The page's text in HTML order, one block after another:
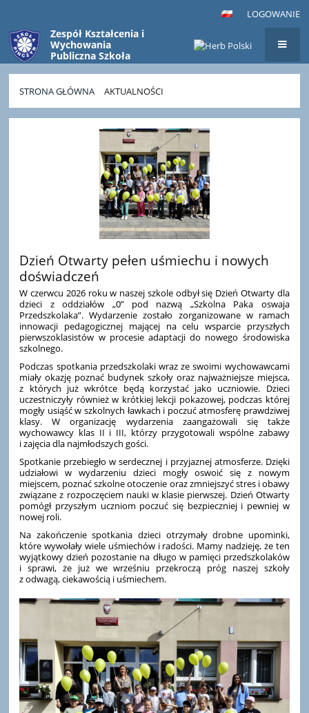
LOGOWANIE
Zespół Kształcenia i
Wychowania
Publiczna Szkoła
Podstawowa
im. Bohaterów
Westerplatte
STRONA GŁÓWNA AKTUALNOŚCI
Dzień Otwarty pełen uśmiechu i nowych
doświadczeń
W czerwcu 2026 roku w naszej szkole odbył się Dzień Otwarty dla
dzieci z oddziałów „0” pod nazwą „Szkolna Paka oswaja
Przedszkolaka”. Wydarzenie zostało zorganizowane w ramach
innowacji pedagogicznej mającej na celu wsparcie przyszłych
pierwszoklasistów w procesie adaptacji do nowego środowiska
szkolnego.
Podczas spotkania przedszkolaki wraz ze swoimi wychowawcami
miały okazję poznać budynek szkoły oraz najważniejsze miejsca,
z których już wkrótce będą korzystać jako uczniowie. Dzieci
uczestniczyły również w krótkiej lekcji pokazowej, podczas której
mogły usiąść w szkolnych ławkach i poczuć atmosferę prawdziwej
klasy. W organizację wydarzenia zaangażowali się także
wychowawcy klas II i III, którzy przygotowali wspólne zabawy
i zajęcia dla najmłodszych gości.
Spotkanie przebiegło w serdecznej i przyjaznej atmosferze. Dzięki
udziałowi w wydarzeniu dzieci mogły oswoić się z nowym
miejscem, poznać szkolne otoczenie oraz zmniejszyć stres i obawy
związane z rozpoczęciem nauki w klasie pierwszej. Dzień Otwarty
pomógł przyszłym uczniom poczuć się bezpieczniej i pewniej w
nowej roli.
Na zakończenie spotkania dzieci otrzymały drobne upominki,
które wywołały wiele uśmiechów i radości. Mamy nadzieję, że ten
wyjątkowy dzień pozostanie na długo w pamięci przedszkolaków
i sprawi, że już we wrześniu przekroczą próg naszej szkoły
z odwagą, ciekawością i uśmiechem.